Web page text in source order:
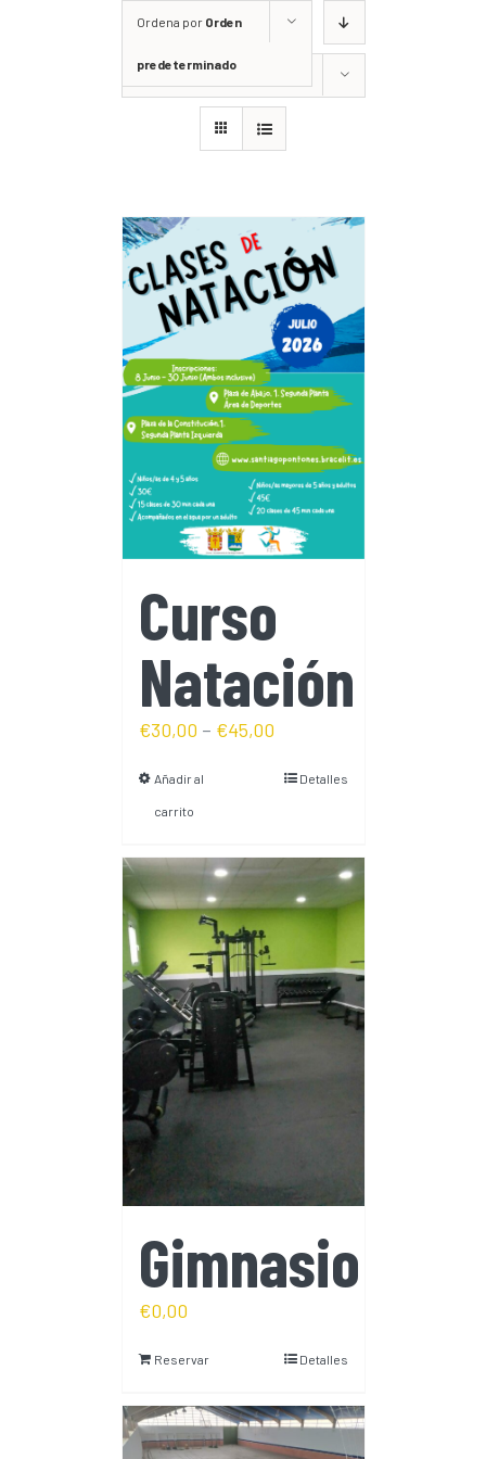
Ordena por Orden
predeterminado
Mostrar
Curso
Natación
€30,00 – €45,00
Añadir al
carrito
Detalles
Gimnasio
€0,00
Reservar Detalles